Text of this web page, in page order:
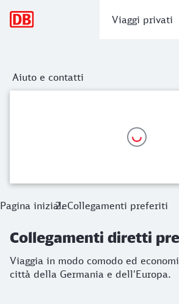
Viaggi privati
Aiuto e contatti
Collegamenti diretti
Pagina inizialeCollegamenti preferiti
Collegamenti diretti
Viaggia in modo comodo ed
città della Germania e dell'Europa.